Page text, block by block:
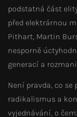
podstatná část
před elektrárnou
Pithart, Martin
nesporně
generací a
Není pravda, co se
radikalismus a
vyjednávání, o